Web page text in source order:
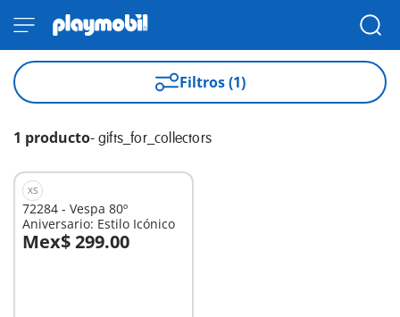
Filtros (1)
1 producto- gifts_for_collectors
XS
72284 - Vespa 80º
Aniversario: Estilo Icónico
Mex$ 299.00